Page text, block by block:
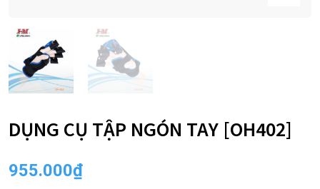
DỤNG CỤ TẬP NGÓN TAY [OH402]
955.000₫